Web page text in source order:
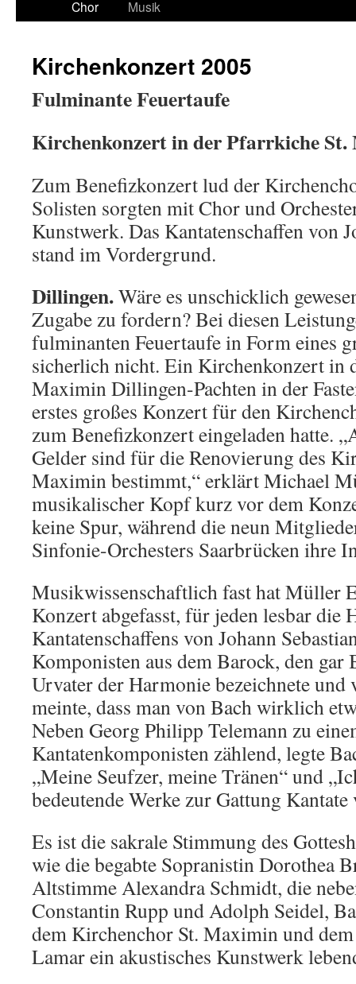
Chor
Musik
Kirchenkonzert 2005
Fulminante Feuertaufe
Kirchenkonzert in der Pfarrkiche
Zum Benefizkonzert lud der
Solisten sorgten mit Chor und
Kunstwerk. Das Kantatenschaffen von
stand im Vordergrund.
Dillingen.Wäre es unschicklich
Zugabe zu fordern? Bei diesen
fulminanten Feuertaufe in Form eines
sicherlich nicht. Ein Kirchenkonzert in
Maximin Dillingen-Pachten in der
erstes großes Konzert für den
zum Benefizkonzert eingeladen hatte.
Gelder sind für die Renovierung des
Maximin bestimmt,“ erklärt Michael
musikalischer Kopf kurz vor dem
keine Spur, während die neun
Sinfonie-Orchesters Saarbrücken ihre
Musikwissenschaftlich fast hat Müller
Konzert abgefasst, für jeden lesbar die
Kantatenschaffens von Johann
Komponisten aus dem Barock, den gar
Urvater der Harmonie bezeichnete
meinte, dass man von Bach wirklich
Neben Georg Philipp Telemann zu
Kantatenkomponisten zählend, legte
„Meine Seufzer, meine Tränen“ und
bedeutende Werke zur Gattung Kantate
Es ist die sakrale Stimmung des
wie die begabte Sopranistin Dorothea
Altstimme Alexandra Schmidt, die
Constantin Rupp und Adolph Seidel,
dem Kirchenchor St. Maximin und
Lamar ein akustisches Kunstwerk